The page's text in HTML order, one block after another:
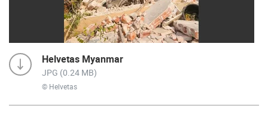
Helvetas Myanmar
JPG (0.24 MB)
© Helvetas